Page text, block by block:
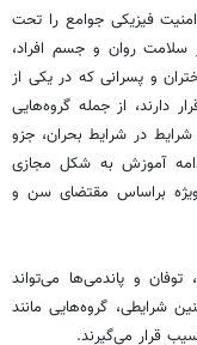
فیزیکی جوامع را تحت
سلامت روان و جسم افراد،
و پسرانی که در یکی از
دارند، از جمله گروه‌هایی‌
در شرایط بحران، جزو
آموزش به شکل مجازی
براساس مقتضای سن و
توفان و پاندمی‌ها می‌تواند
شرایطی، گروه‌هایی مانند
قرار می‌گیرند.